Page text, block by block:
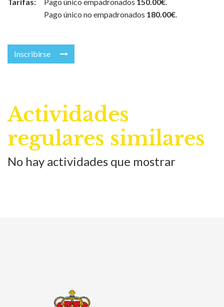
Tarifas:
Pago único empadronados 150.00€.
Pago único no empadronados 180.00€.
Inscribirse
Actividades
regulares similares
No hay actividades que mostrar